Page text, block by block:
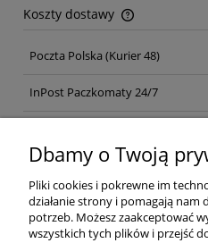
Koszty dostawy
Cena nie zawiera ewentualnych
Poczta Polska (Kurier 48)
InPost Paczkomaty 24/7
Dbamy o Twoją
Pliki cookies i pokrewne im
działanie strony i pomagają
potrzeb. Możesz zaakceptować
wszystkich tych plików i przejść